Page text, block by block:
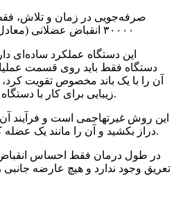
۳۰۰۰۰ انقباض عضلانی (معادل ۳۰۰۰۰ رول شکم / اسکات)
دستگاه فقط باید روی قسمت
آن را با یک باند مخصوص تقویت
زیبایی برای کار با دستگاه باشد، که راحت و ساده است.
دراز بکشید و آن را مانند یک عضله که مکیده می‌شود، تجربه کنید.
تعریق وجود ندارد و هیچ عارضه